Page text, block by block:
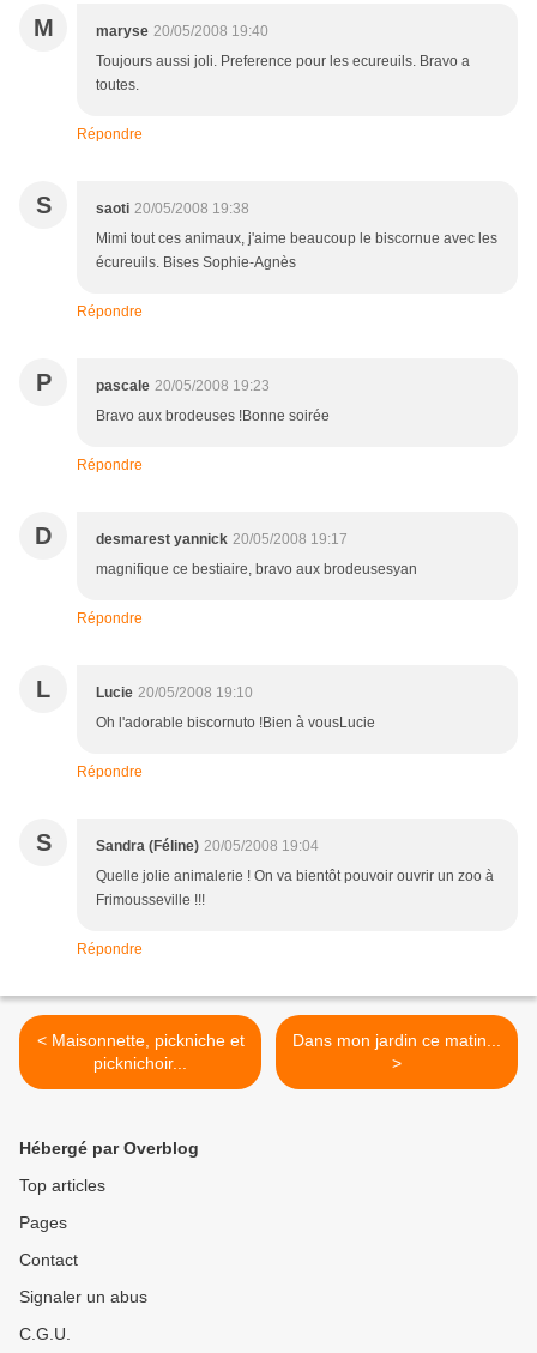
M maryse 20/05/2008 19:40
Toujours aussi joli. Preference pour les ecureuils. Bravo a
toutes.
Répondre
S saoti 20/05/2008 19:38
Mimi tout ces animaux, j'aime beaucoup le biscornue avec les
écureuils. Bises Sophie-Agnès
Répondre
P pascale 20/05/2008 19:23
Bravo aux brodeuses !Bonne soirée
Répondre
D desmarest yannick 20/05/2008 19:17
magnifique ce bestiaire, bravo aux brodeusesyan
Répondre
L Lucie 20/05/2008 19:10
Oh l'adorable biscornuto !Bien à vousLucie
Répondre
S Sandra (Féline) 20/05/2008 19:04
Quelle jolie animalerie ! On va bientôt pouvoir ouvrir un zoo à
Frimousseville !!!
Répondre
< Maisonnette, pickniche et
picknichoir...
Dans mon jardin ce matin...
>
Hébergé par Overblog
Top articles
Pages
Contact
Signaler un abus
C.G.U.